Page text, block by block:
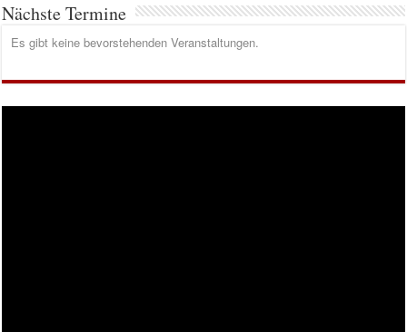
Nächste Termine
Es gibt keine bevorstehenden Veranstaltungen.